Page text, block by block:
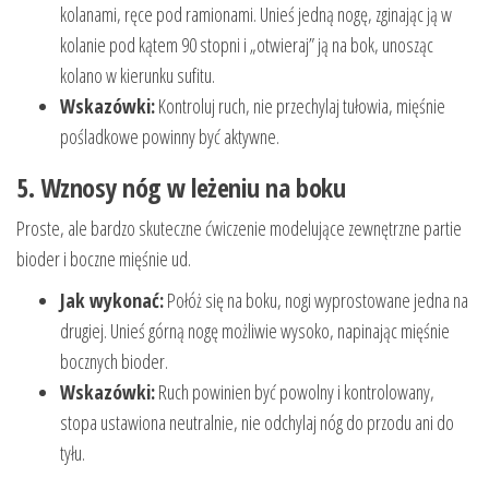
kolanami, ręce pod ramionami. Unieś jedną nogę, zginając ją w
kolanie pod kątem 90 stopni i „otwieraj” ją na bok, unosząc
kolano w kierunku sufitu.
Wskazówki:Kontroluj ruch, nie przechylaj tułowia, mięśnie
pośladkowe powinny być aktywne.
5. Wznosy nóg w leżeniu na boku
Proste, ale bardzo skuteczne ćwiczenie modelujące zewnętrzne partie
bioder i boczne mięśnie ud.
Jak wykonać:Połóż się na boku, nogi wyprostowane jedna na
drugiej. Unieś górną nogę możliwie wysoko, napinając mięśnie
bocznych bioder.
Wskazówki:Ruch powinien być powolny i kontrolowany,
stopa ustawiona neutralnie, nie odchylaj nóg do przodu ani do
tyłu.